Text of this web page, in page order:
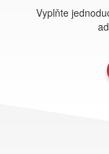
Vyplňte